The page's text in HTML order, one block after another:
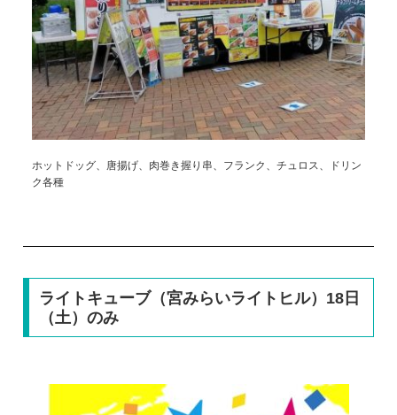
ホットドッグ、唐揚げ、肉巻き握り串、フランク、チュロス、ドリン
ク各種
ライトキューブ（宮みらいライトヒル）18日
（土）のみ